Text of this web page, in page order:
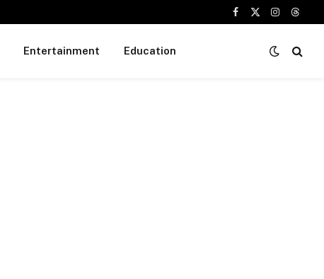
Facebook
X
Instagram
Entertainment Education